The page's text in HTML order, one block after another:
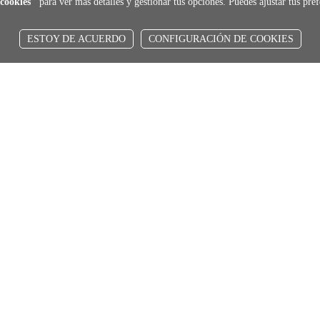
ESTOY DE ACUERDO
CONFIGURACIÓN DE COOKIES